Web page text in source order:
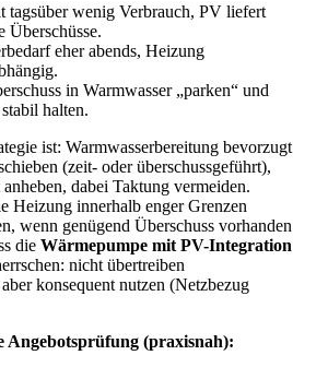
tagsüber wenig Verbrauch, PV liefert
Überschüsse.
eher abends, Heizung
in Warmwasser „parken“ und
halten.
ist: Warmwasserbereitung bevorzugt
(zeit- oder überschussgeführt),
dabei Taktung vermeiden.
Heizung innerhalb enger Grenzen
wenn genügend Überschuss vorhanden
die Wärmepumpe mit PV-Integration
nicht übertreiben
konsequent nutzen (Netzbezug
Angebotsprüfung (praxisnah):